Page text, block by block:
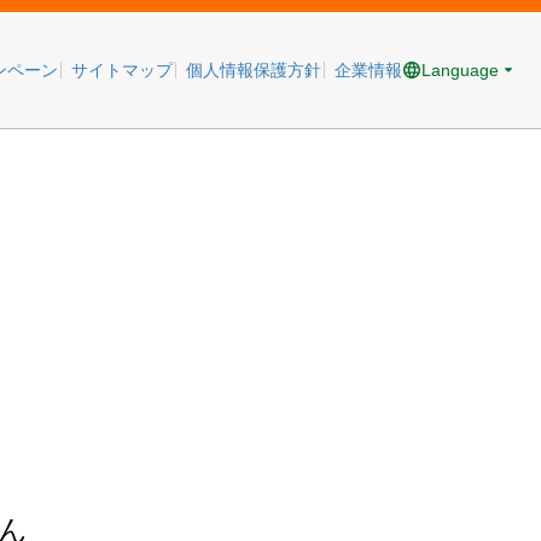
ペーン サイトマップ 個人情報保護方針 企業情報 Language